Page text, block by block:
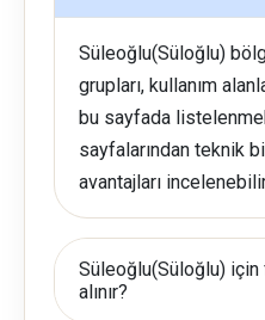
Süleoğlu(Süloğlu)
grupları, kullanım
bu sayfada
sayfalarından teknik
avantajları
Süleoğlu(Süloğlu)
alınır?